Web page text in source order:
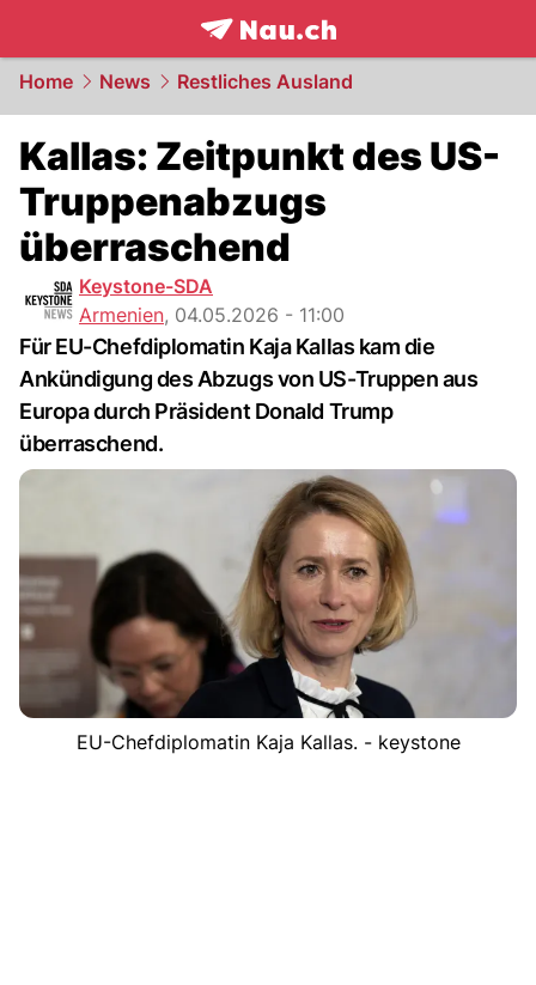
frontpage.NAU.ch
Home News Restliches Ausland
Kallas: Zeitpunkt des US-
Truppenabzugs
überraschend
Keystone-SDA
Armenien, 04.05.2026 - 11:00
Für EU-Chefdiplomatin Kaja Kallas kam die
Ankündigung des Abzugs von US-Truppen aus
Europa durch Präsident Donald Trump
überraschend.
EU-Chefdiplomatin Kaja Kallas. - keystone